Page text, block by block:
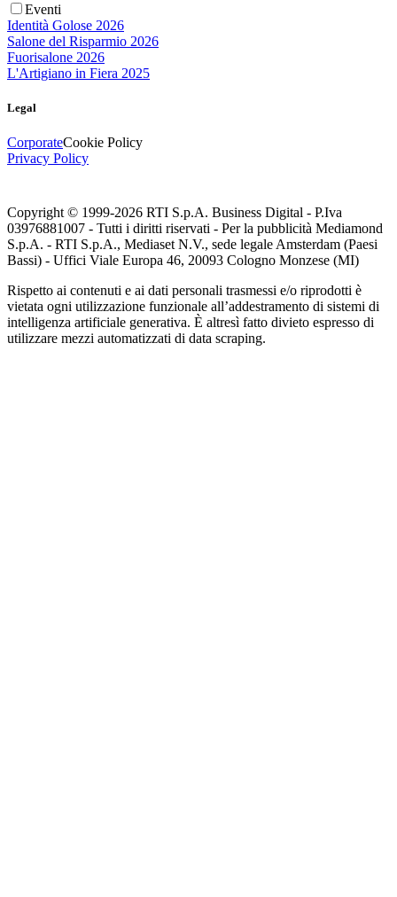
Eventi
Identità Golose 2026
Salone del Risparmio 2026
Fuorisalone 2026
L'Artigiano in Fiera 2025
Legal
CorporateCookie Policy
Privacy Policy
Copyright © 1999-2026 RTI S.p.A. Business Digital - P.Iva
03976881007 - Tutti i diritti riservati - Per la pubblicità Mediamond
S.p.A. - RTI S.p.A., Mediaset N.V., sede legale Amsterdam (Paesi
Bassi) - Uffici Viale Europa 46, 20093 Cologno Monzese (MI)
Rispetto ai contenuti e ai dati personali trasmessi e/o riprodotti è
vietata ogni utilizzazione funzionale all’addestramento di sistemi di
intelligenza artificiale generativa. È altresì fatto divieto espresso di
utilizzare mezzi automatizzati di data scraping.